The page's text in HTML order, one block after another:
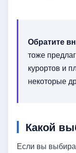
Обратите
тоже
курортов и
некоторые
Какой
Если вы